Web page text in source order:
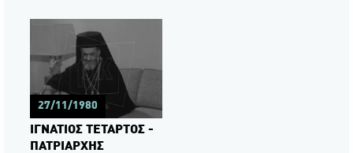
27/11/1980
ΙΓΝΑΤΙΟΣ ΤΕΤΑΡΤΟΣ -
ΠΑΤΡΙΑΡΧΗΣ